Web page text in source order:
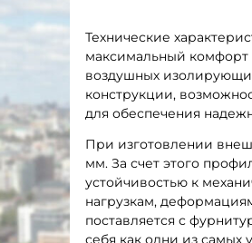
Технические
максимальный комфорт
воздушных
конструкции,
для обеспечения
При изготовлении
мм. За счет этого
устойчивостью к
нагрузкам,
поставляется с
себя как одни из